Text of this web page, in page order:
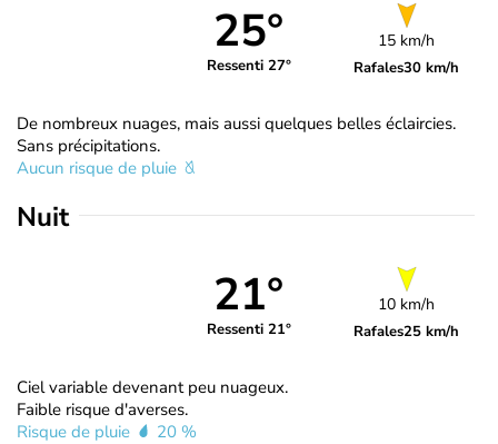
25°
Ressenti 27°
15 km/h
Rafales30 km/h
De nombreux nuages, mais aussi quelques belles éclaircies.
Sans précipitations.
Aucun risque de pluie
Nuit
21°
Ressenti 21°
10 km/h
Rafales25 km/h
Ciel variable devenant peu nuageux.
Faible risque d'averses.
Risque de pluie
20 %